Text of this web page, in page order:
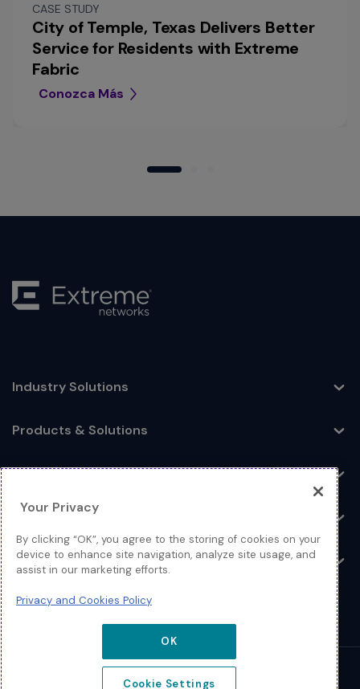
CASE STUDY
City of Temple, Texas Delivers Better
Service for Residents with Extreme
Fabric
Conozca Más
Toggle
Industry Solutions
Toggle
Products & Solutions
Log In
Resources
Toggle
About
© 2026 Extreme Networks.
Your Privacy
By clicking “OK”, you agree to the storing of cookies on your
device to enhance site navigation, analyze site usage, and
assist in our marketing efforts.
Privacy and Cookies Policy
OK
Cookie Settings